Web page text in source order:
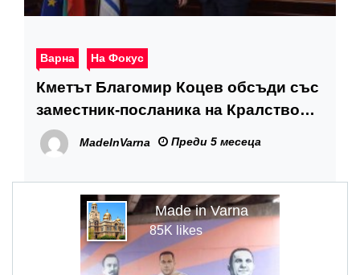
Варна На Фокус
Кметът Благомир Коцев обсъди със
заместник-посланика на Кралство
Нидерландия предстоящ бизнес
форум във Варна
MadeInVarna Преди 5 месеца
Made in Varna
85K likes